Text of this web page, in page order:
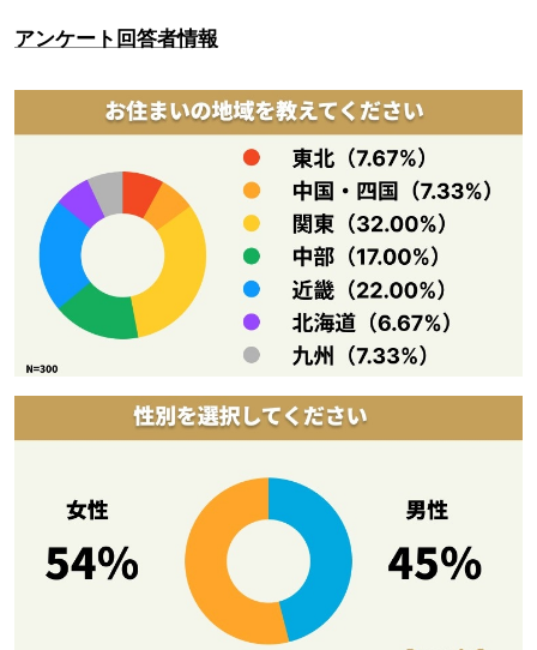
アンケート回答者情報